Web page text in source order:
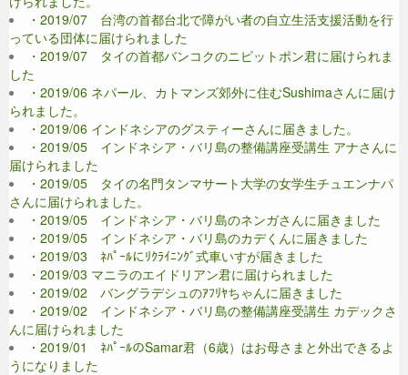
・2019/07 台湾の首都台北で障がい者の自立生活支援活動を行
っている団体に届けられました
・2019/07 タイの首都バンコクのニピットポン君に届けられま
した
・2019/06 ネパール、カトマンズ郊外に住むSushimaさんに届け
られました。
・2019/06 インドネシアのグスティーさんに届きました。
・2019/05 インドネシア・バリ島の整備講座受講生 アナさんに
届けられました
・2019/05 タイの名門タンマサート大学の女学生チュエンナパ
さんに届けられました。
・2019/05 インドネシア・バリ島のネンガさんに届きました
・2019/05 インドネシア・バリ島のカデくんに届きました
・2019/03 ﾈﾊﾟｰﾙにﾘｸﾗｲﾆﾝｸﾞ式車いすが届きました
・2019/03 マニラのエイドリアン君に届けられました
・2019/02 バングラデシュのｱﾌﾘﾔちゃんに届きました
・2019/02 インドネシア・バリ島の整備講座受講生 カデックさ
んに届けられました
・2019/01 ﾈﾊﾟｰﾙのSamar君（6歳）はお母さまと外出できるよ
うになりました